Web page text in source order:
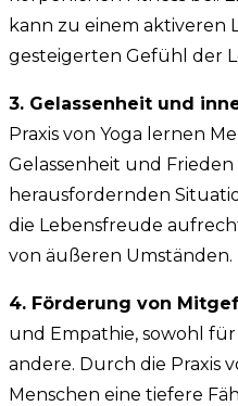
kann zu einem aktiveren
gesteigerten Gefühl der
3. Gelassenheit und
Praxis von Yoga lernen
Gelassenheit und
herausfordernden
die Lebensfreude
von äußeren Umständen.
4. Förderung von
und Empathie, sowohl
andere. Durch die Praxis
Menschen eine tiefere